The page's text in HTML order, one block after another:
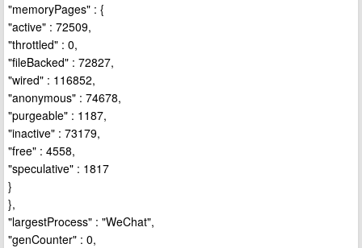
"memoryPages" : {
"active" : 72509,
"throttled" : 0,
"fileBacked" : 72827,
"wired" : 116852,
"anonymous" : 74678,
"purgeable" : 1187,
"inactive" : 73179,
"free" : 4558,
"speculative" : 1817
}
},
"largestProcess" : "WeChat",
"genCounter" : 0,